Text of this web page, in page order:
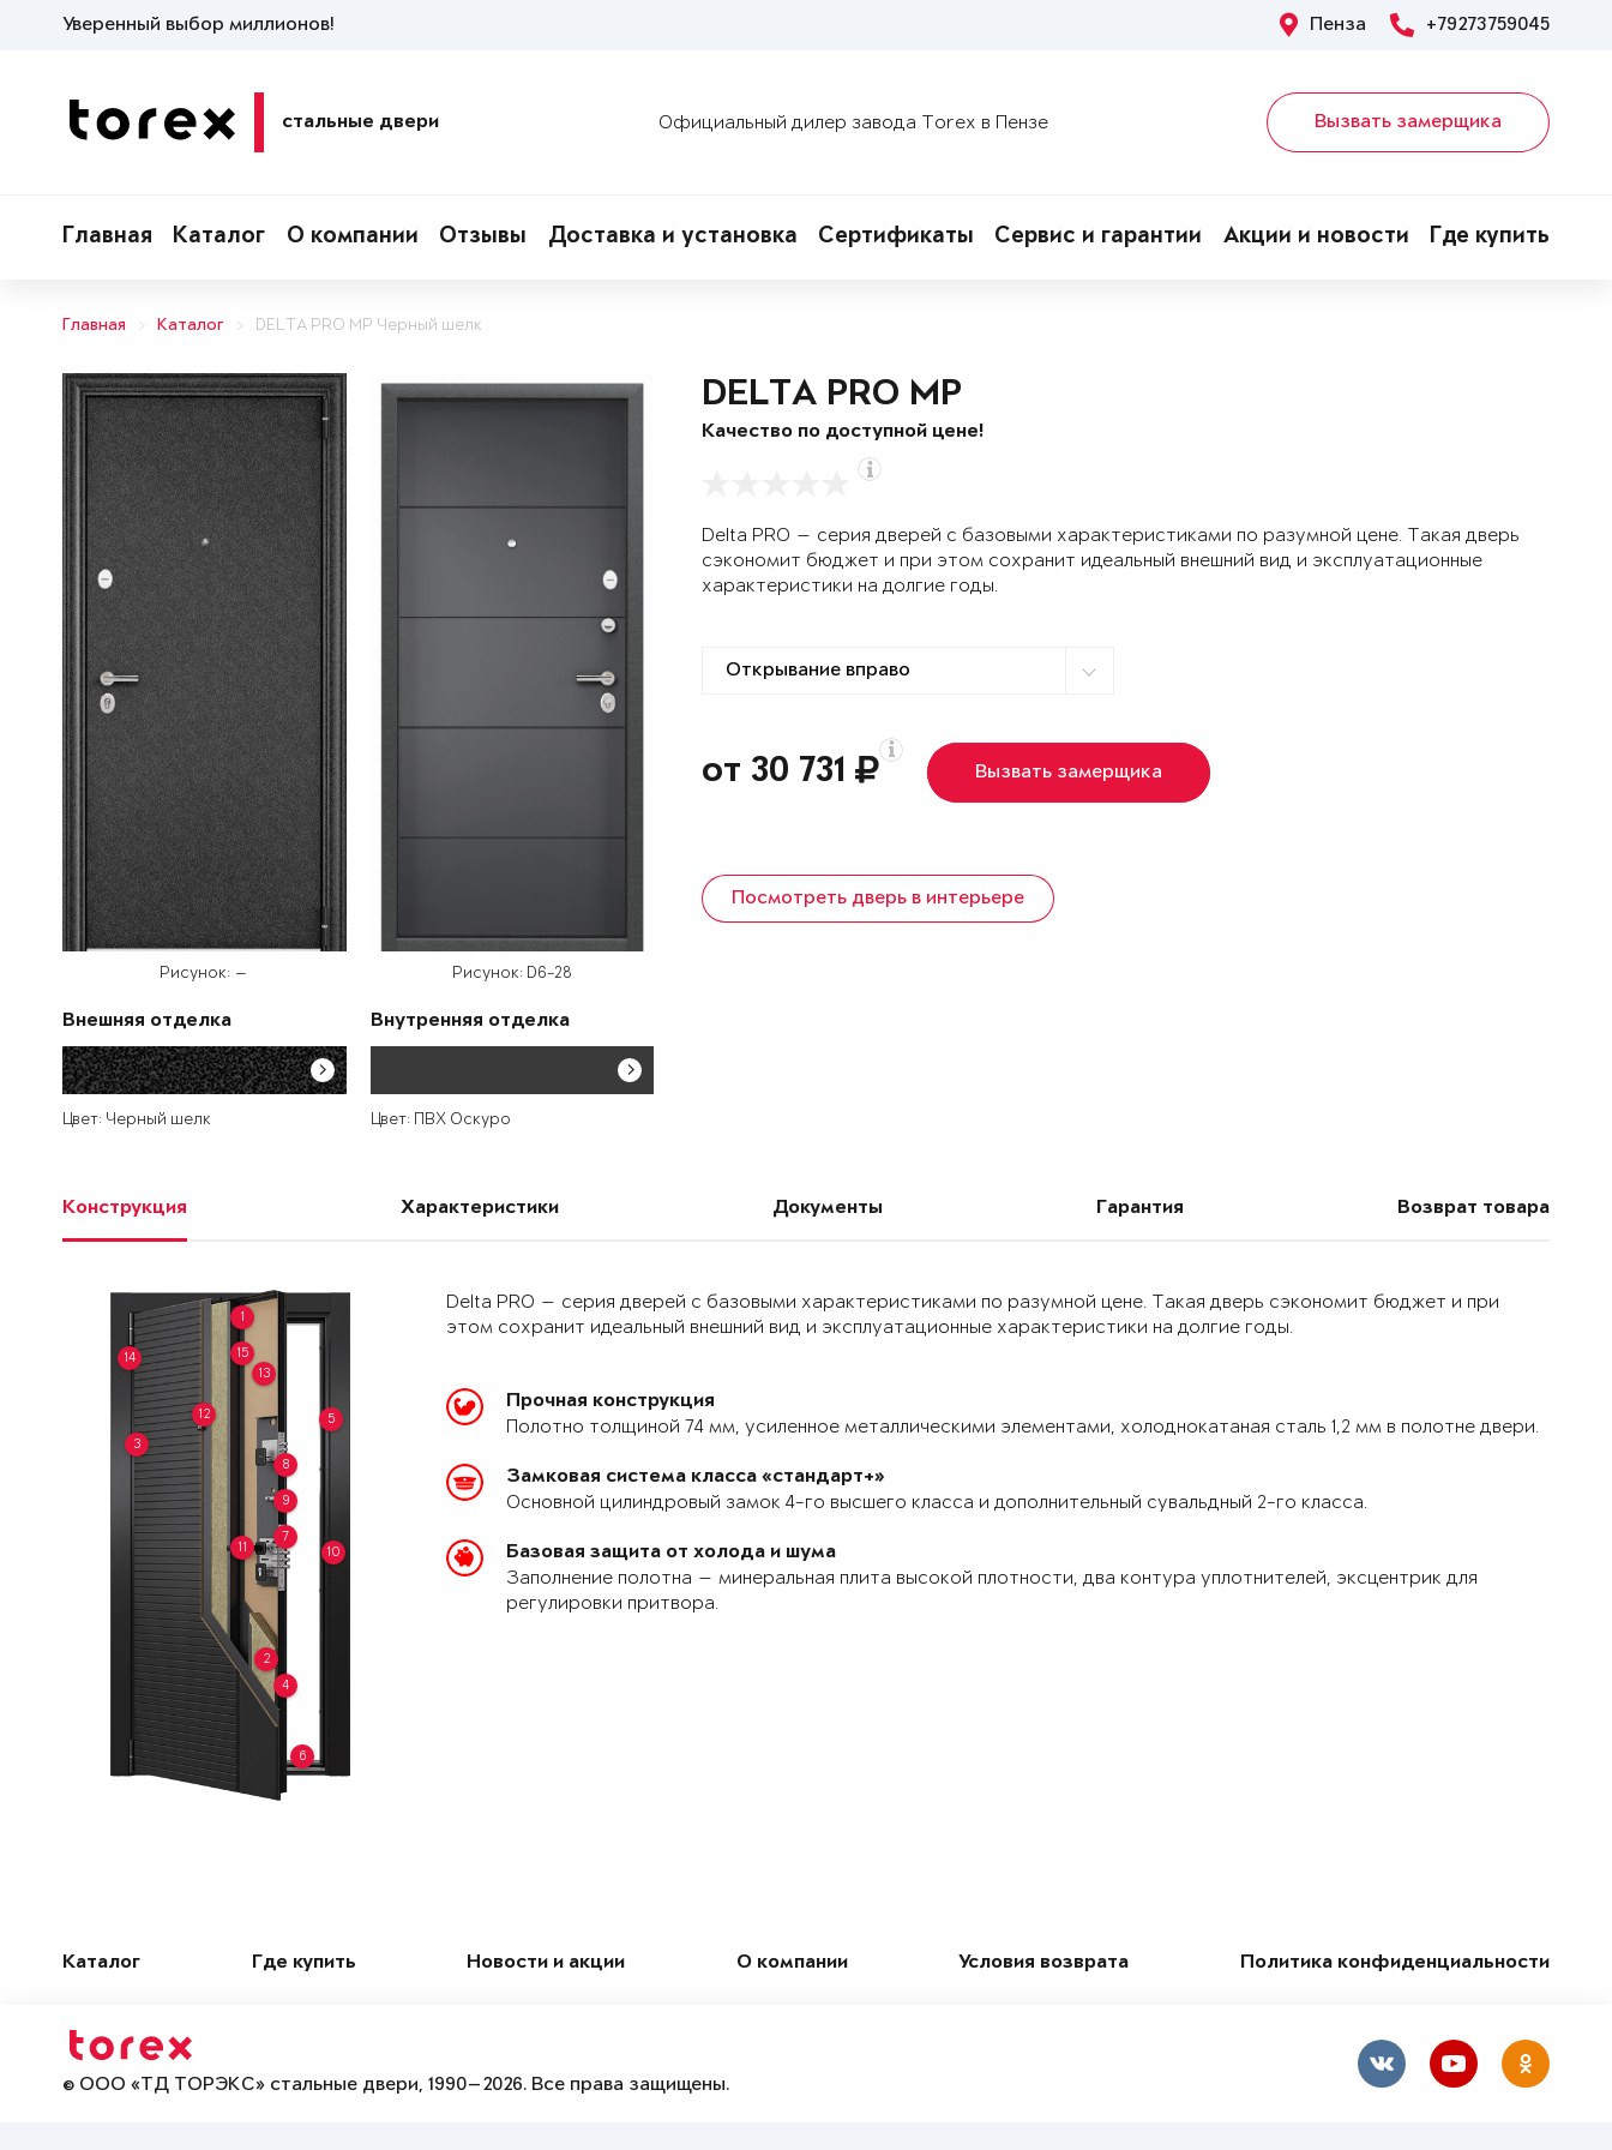
Уверенный выбор миллионов! Пенза +79273759045
стальные двери Официальный дилер завода Torex в Пензе Вызвать замерщика
Главная Каталог О компании Отзывы Доставка и установка Сертификаты Сервис и гарантии Акции и новости Где купить
Главная Каталог DELTA PRO MP Черный шелк
Рисунок: —
Внешняя отделка
Цвет: Черный шелк
Рисунок: D6-28
Внутренняя отделка
Цвет: ПВХ Оскуро
DELTA PRO MP
Качество по доступной цене!
Delta PRO — серия дверей с базовыми характеристиками по разумной цене. Такая дверь
сэкономит бюджет и при этом сохранит идеальный внешний вид и эксплуатационные
характеристики на долгие годы.
от 30 731 Вызвать замерщика
Посмотреть дверь в интерьере
Конструкция Характеристики Документы Гарантия Возврат товара
1
2
3
4
5
6
7
8
9
10
11
12
13
14 15
Delta PRO — серия дверей с базовыми характеристиками по разумной цене. Такая дверь сэкономит бюджет и при
этом сохранит идеальный внешний вид и эксплуатационные характеристики на долгие годы.
Прочная конструкция
Полотно толщиной 74 мм, усиленное металлическими элементами, холоднокатаная сталь 1,2 мм в полотне двери.
Замковая система класса «стандарт+»
Основной цилиндровый замок 4-го высшего класса и дополнительный сувальдный 2-го класса.
Базовая защита от холода и шума
Заполнение полотна — минеральная плита высокой плотности, два контура уплотнителей, эксцентрик для
регулировки притвора.
Каталог Где купить Новости и акции О компании Условия возврата Политика конфиденциальности
© ООО «ТД ТОРЭКС» стальные двери, 1990—2026. Все права защищены.